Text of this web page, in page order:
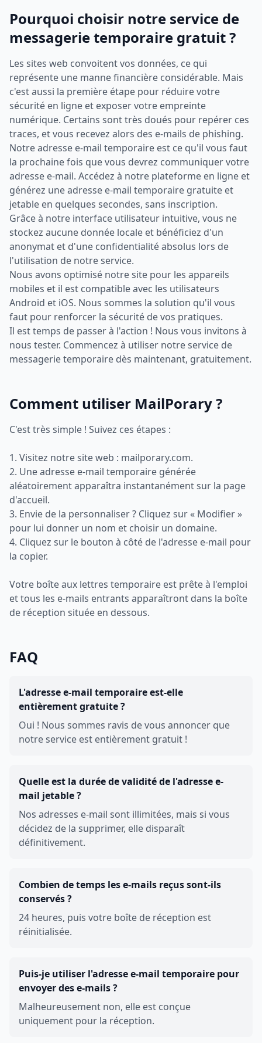
Pourquoi choisir notre service de
messagerie temporaire gratuit ?
Les sites web convoitent vos données, ce qui
représente une manne financière considérable. Mais
c'est aussi la première étape pour réduire votre
sécurité en ligne et exposer votre empreinte
numérique. Certains sont très doués pour repérer ces
traces, et vous recevez alors des e-mails de phishing.
Notre adresse e-mail temporaire est ce qu'il vous faut
la prochaine fois que vous devrez communiquer votre
adresse e-mail. Accédez à notre plateforme en ligne et
générez une adresse e-mail temporaire gratuite et
jetable en quelques secondes, sans inscription.
Grâce à notre interface utilisateur intuitive, vous ne
stockez aucune donnée locale et bénéficiez d'un
anonymat et d'une confidentialité absolus lors de
l'utilisation de notre service.
Nous avons optimisé notre site pour les appareils
mobiles et il est compatible avec les utilisateurs
Android et iOS. Nous sommes la solution qu'il vous
faut pour renforcer la sécurité de vos pratiques.
Il est temps de passer à l'action ! Nous vous invitons à
nous tester. Commencez à utiliser notre service de
messagerie temporaire dès maintenant, gratuitement.
Comment utiliser MailPorary ?
C'est très simple ! Suivez ces étapes :
1. Visitez notre site web : mailporary.com.
2. Une adresse e-mail temporaire générée
aléatoirement apparaîtra instantanément sur la page
d'accueil.
3. Envie de la personnaliser ? Cliquez sur « Modifier »
pour lui donner un nom et choisir un domaine.
4. Cliquez sur le bouton à côté de l'adresse e-mail pour
la copier.
Votre boîte aux lettres temporaire est prête à l'emploi
et tous les e-mails entrants apparaîtront dans la boîte
de réception située en dessous.
FAQ
L'adresse e-mail temporaire est-elle
entièrement gratuite ?
Oui ! Nous sommes ravis de vous annoncer que
notre service est entièrement gratuit !
Quelle est la durée de validité de l'adresse e-
mail jetable ?
Nos adresses e-mail sont illimitées, mais si vous
décidez de la supprimer, elle disparaît
définitivement.
Combien de temps les e-mails reçus sont-ils
conservés ?
24 heures, puis votre boîte de réception est
réinitialisée.
Puis-je utiliser l'adresse e-mail temporaire pour
envoyer des e-mails ?
Malheureusement non, elle est conçue
uniquement pour la réception.